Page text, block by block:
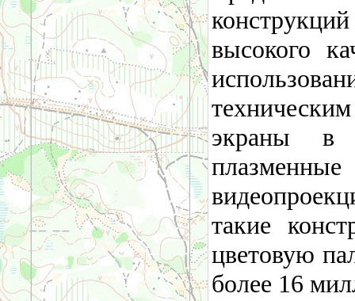
высокого
экраны в
такие
цветовую
более 16